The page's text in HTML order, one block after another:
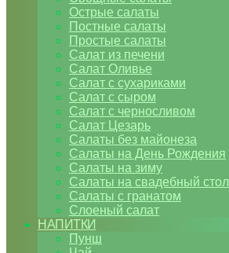
Острые салаты
Постные салаты
Простые салаты
Салат из печени
Салат Оливье
Салат с сухариками
Салат с сыром
Салат с черносливом
Салат Цезарь
Салаты без майонеза
Салаты на День Рождения
Салаты на зиму
Салаты на свадебный стол
Салаты с гранатом
Слоеный салат
НАПИТКИ
Пунш